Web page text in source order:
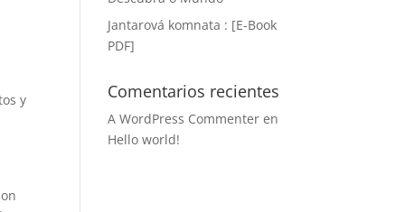
y
Jantarová komnata : [E-Book
PDF]
Comentarios recientes
A WordPress Commenter en
Hello world!